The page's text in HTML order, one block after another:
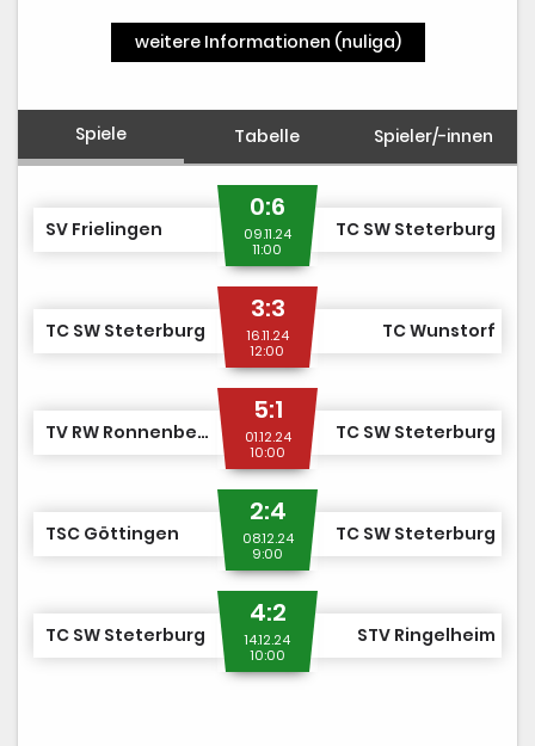
weitere Informationen (nuliga)
Spiele Tabelle Spieler/-innen
SV Frielingen
0:6
09.11.24
11:00
TC SW Steterburg
TC SW Steterburg
3:3
16.11.24
12:00
TC Wunstorf
TV RW Ronnenberg
5:1
01.12.24
10:00
TC SW Steterburg
TSC Göttingen
2:4
08.12.24
9:00
TC SW Steterburg
TC SW Steterburg
4:2
14.12.24
10:00
STV Ringelheim